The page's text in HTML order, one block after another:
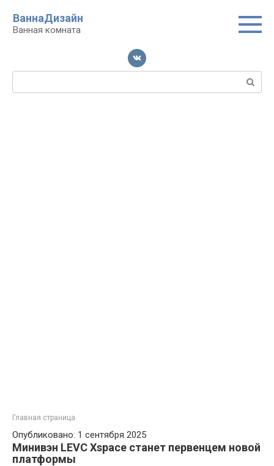
контенту
ВаннаДизайн
Ванная комната
Поиск:
Главная страница
Опубликовано: 1 сентября 2025
Минивэн LEVC Xspace станет первенцем новой
платформы